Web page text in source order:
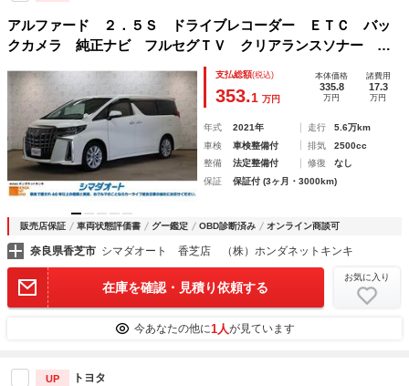
アルファード ２．５Ｓ ドライブレコーダー ＥＴＣ バッ
クカメラ 純正ナビ フルセグＴＶ クリアランスソナー ク
ルーズコントロール レーンアシスト 衝突被害軽減システ
ム 両側電動スライドドア オートマチックハイビーム
支払総額(税込)
353.1 万円
本体価格
335.8
万円
諸費用
17.3
万円
年式 2021年 走行
5.6万km
車検
車検整備付 排気
2500cc
整備
法定整備付 修復
なし
保証
保証付 (3ヶ月・3000km)
販売店保証 車両状態評価書 グー鑑定 OBD診断済み オンライン商談可
奈良県香芝市 シマダオート 香芝店 （株）ホンダネットキンキ
在庫を確認・見積り依頼する
お気に入り
今あなたの他に1人が見ています
UP トヨタ